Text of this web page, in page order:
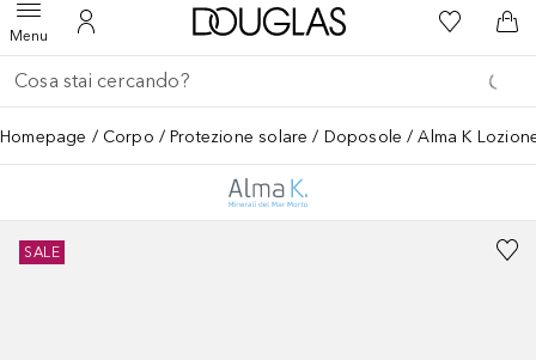
MenuApri menuAl Mio Account
A Douglas HomeAlla Mia
Al
Torna indietro
Esegui ricerca
Homepage Corpo Protezione solare Doposole Alma K
SALE